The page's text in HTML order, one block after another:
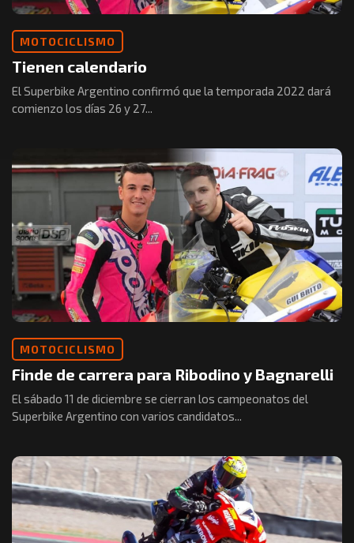
MOTOCICLISMO
Tienen calendario
El Superbike Argentino confirmó que la temporada 2022 dará
comienzo los días 26 y 27...
MOTOCICLISMO
Finde de carrera para Ribodino y Bagnarelli
El sábado 11 de diciembre se cierran los campeonatos del
Superbike Argentino con varios candidatos...